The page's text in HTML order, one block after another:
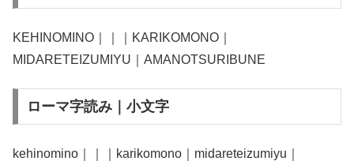
KEHINOMINO｜｜｜KARIKOMONO｜
MIDARETEIZUMIYU｜AMANOTSURIBUNE
ローマ字読み｜小文字
kehinomino｜｜｜karikomono｜midareteizumiyu｜